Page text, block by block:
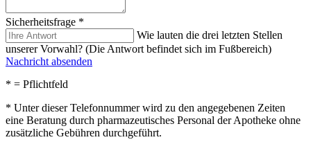
Sicherheitsfrage *
Wie lauten die drei letzten Stellen
unserer Vorwahl? (Die Antwort befindet sich im Fußbereich)
Nachricht absenden
* = Pflichtfeld
* Unter dieser Telefonnummer wird zu den angegebenen Zeiten
eine Beratung durch pharmazeutisches Personal der Apotheke ohne
zusätzliche Gebühren durchgeführt.